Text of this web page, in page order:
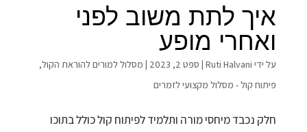
איך לתת משוב לפני
ואחרי מופע
על ידי Ruti Halvani
| ספט 2, 2023 מסלול למורים להוראת הקול,
פיתוח קול - מסלול מקצועי לזמרים
חלק נכבד מיחסי מורה ותלמיד לפיתוח קול כולל בתוכו